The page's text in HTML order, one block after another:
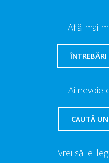
Află mai
ÎNTREBĂRI
Ai nevoie
CAUTĂ UN
Vrei să iei